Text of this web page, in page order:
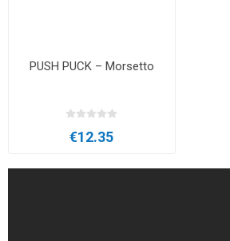
PUSH PUCK – Morsetto
€12.35